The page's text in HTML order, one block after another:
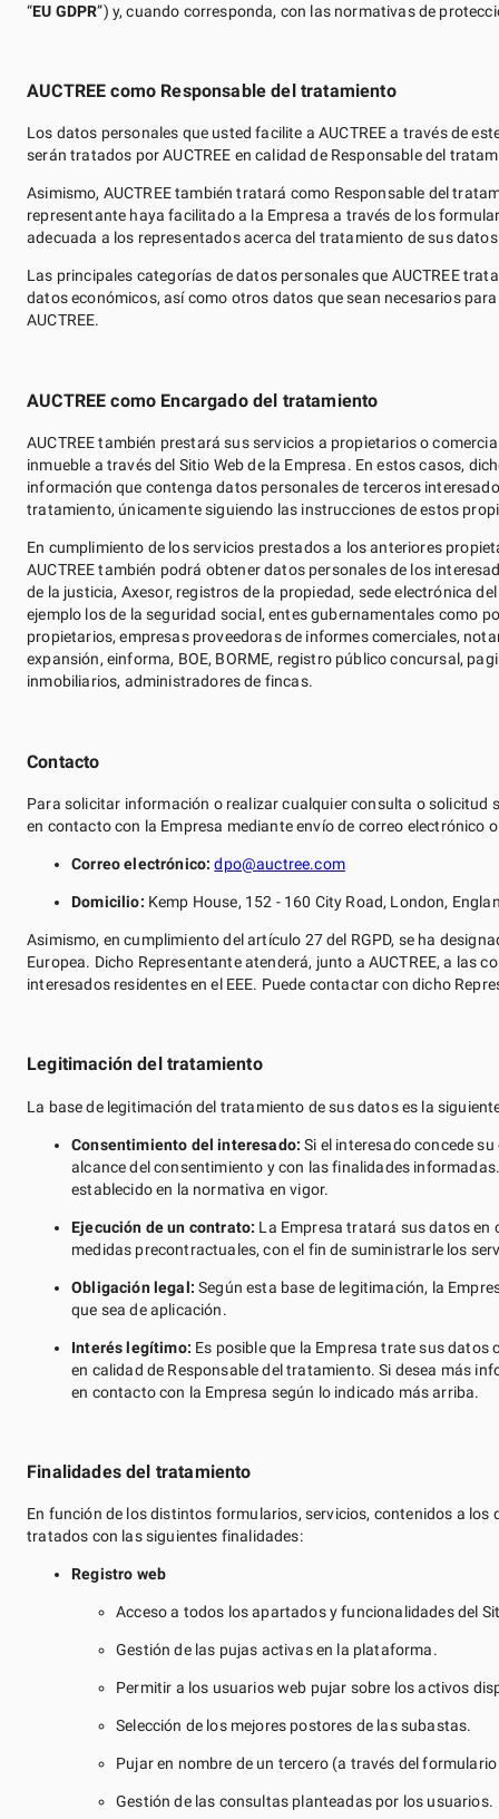
“EU GDPR”) y, cuando corresponda, con las normativas de
AUCTREE como Responsable del tratamiento
Los datos personales que usted facilite a AUCTREE a través de
serán tratados por AUCTREE en calidad de Responsable del
Asimismo, AUCTREE también tratará como Responsable del
representante haya facilitado a la Empresa a través de los
adecuada a los representados acerca del tratamiento de sus
Las principales categorías de datos personales que AUCTREE
datos económicos, así como otros datos que sean necesarios
AUCTREE.
AUCTREE como Encargado del tratamiento
AUCTREE también prestará sus servicios a propietarios o
inmueble a través del Sitio Web de la Empresa. En estos casos,
información que contenga datos personales de terceros
tratamiento, únicamente siguiendo las instrucciones de estos
En cumplimiento de los servicios prestados a los anteriores
AUCTREE también podrá obtener datos personales de los
de la justicia, Axesor, registros de la propiedad, sede electrónica
ejemplo los de la seguridad social, entes gubernamentales como
propietarios, empresas proveedoras de informes comerciales,
expansión, einforma, BOE, BORME, registro público concursal,
inmobiliarios, administradores de fincas.
Contacto
Para solicitar información o realizar cualquier consulta o solicitud
en contacto con la Empresa mediante envío de correo electrónico
Correo electrónico: dpo@auctree.com
Domicilio: Kemp House, 152 - 160 City Road, London,
Asimismo, en cumplimiento del artículo 27 del RGPD, se ha
Europea. Dicho Representante atenderá, junto a AUCTREE, a
interesados residentes en el EEE. Puede contactar con dicho
Legitimación del tratamiento
La base de legitimación del tratamiento de sus datos es la
Consentimiento del interesado: Si el interesado concede
alcance del consentimiento y con las finalidades
establecido en la normativa en vigor.
Ejecución de un contrato: La Empresa tratará sus datos en
medidas precontractuales, con el fin de suministrarle los
Obligación legal: Según esta base de legitimación, la
que sea de aplicación.
Interés legítimo: Es posible que la Empresa trate sus
en calidad de Responsable del tratamiento. Si desea más
en contacto con la Empresa según lo indicado más arriba.
Finalidades del tratamiento
En función de los distintos formularios, servicios, contenidos a
tratados con las siguientes finalidades:
Registro web
Acceso a todos los apartados y funcionalidades del
Gestión de las pujas activas en la plataforma.
Permitir a los usuarios web pujar sobre los activos
Selección de los mejores postores de las subastas.
Pujar en nombre de un tercero (a través del
Gestión de las consultas planteadas por los usuarios.